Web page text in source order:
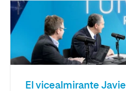
El vicealmirante